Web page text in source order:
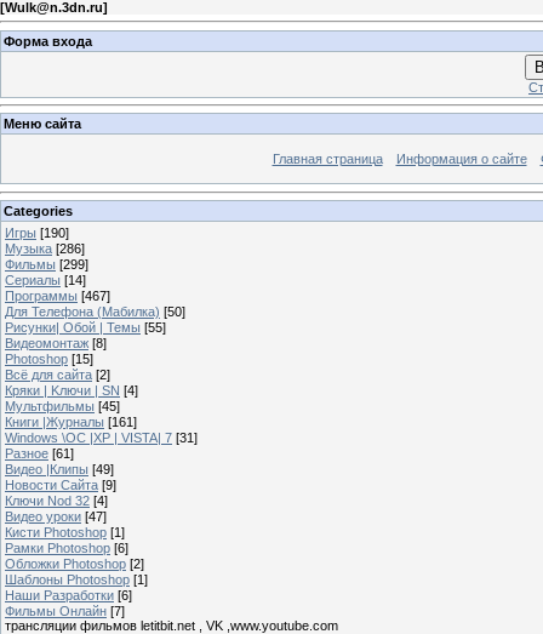
[Wulk@n.3dn.ru]
Форма входа
Меню сайта
Главная страница Информация о сайте
Categories
Игры [190]
Музыка [286]
Фильмы [299]
Сериалы [14]
Программы [467]
Для Телефона (Мабилка) [50]
Рисунки| Обой | Темы [55]
Видеомонтаж [8]
Photoshop [15]
Всё для сайта [2]
Кряки | Kлючи | SN [4]
Мультфильмы [45]
Книги |Журналы [161]
Windows \OC |XP | VISTA| 7 [31]
Разное [61]
Видео |Клипы [49]
Новости Сайта [9]
Ключи Nod 32 [4]
Видео уроки [47]
Кисти Photoshop [1]
Рамки Photoshop [6]
Обложки Photoshop [2]
Шаблоны Photoshop [1]
Наши Разработки [6]
Фильмы Онлайн [7]
трансляции фильмов letitbit.net , VK ,www.youtube.com